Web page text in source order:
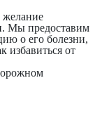
желание
Мы предоставим
о его болезни,
избавиться от